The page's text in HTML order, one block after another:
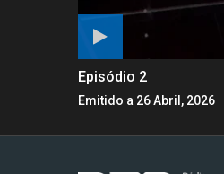
Episódio 2
Emitido a 26 Abril, 2026